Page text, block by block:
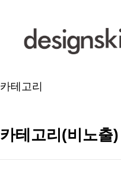
카테고리
카테고리(비노출)